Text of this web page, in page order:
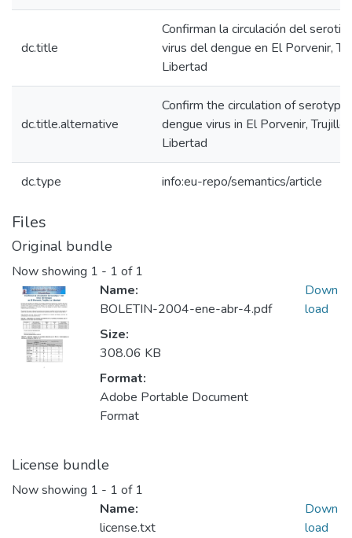
dc.title
Confirman la circulación del
virus del dengue en El Porvenir,
Libertad
dc.title.alternative
Confirm the circulation of serotype
dengue virus in El Porvenir, Trujillo,
Libertad
dc.type info:eu-repo/semantics/article
Files
Original bundle
Now showing 1 - 1 of 1
Name:
BOLETIN-2004-ene-abr-4.pdf
Size:
308.06 KB
Format:
Adobe Portable Document
Format
Down
load
License bundle
Now showing 1 - 1 of 1
Name:
license.txt
Down
load